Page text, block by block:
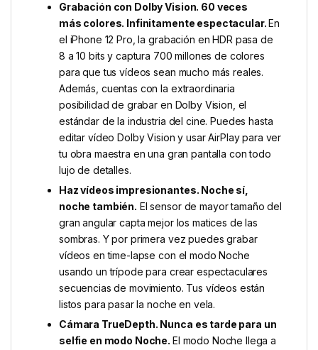
Grabación con Dolby Vision. 60 veces
más colores. Infinitamente espectacular.En
el iPhone 12 Pro, la grabación en HDR pasa de
8 a 10 bits y captura 700 millones de colores
para que tus vídeos sean mucho más reales.
Además, cuentas con la extraordinaria
posibilidad de grabar en Dolby Vision, el
estándar de la industria del cine. Puedes hasta
editar vídeo Dolby Vision y usar AirPlay para ver
tu obra maestra en una gran pantalla con todo
lujo de detalles.
Haz vídeos impresionantes. Noche sí,
noche también. El sensor de mayor tamaño del
gran angular capta mejor los matices de las
sombras. Y por primera vez puedes grabar
vídeos en time-lapse con el modo Noche
usando un trípode para crear espectaculares
secuencias de movimiento. Tus vídeos están
listos para pasar la noche en vela.
Cámara TrueDepth. Nunca es tarde para un
selfie en modo Noche. El modo Noche llega a